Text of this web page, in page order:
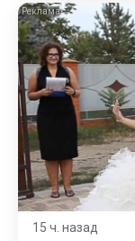
15 ч. назад